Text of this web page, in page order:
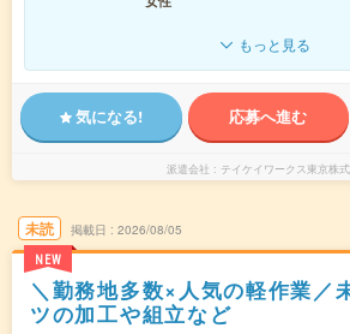
もっと見る
気になる! 応募へ進む
派遣会社 テイケイワークス東京株
未読
NEW
掲載日 2026/08/05
＼勤務地多数×人気の軽作業／
ツの加工や組立など